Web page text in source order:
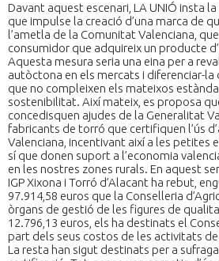
Davant aquest escenari, LA UNIÓ insta
que impulse la creació d’una marca de
l’ametla de la Comunitat Valenciana,
consumidor que adquireix un producte
Aquesta mesura seria una eina per a
autòctona en els mercats i diferenciar-
que no compleixen els mateixos
sostenibilitat. Així mateix, es proposa
concedisquen ajudes de la Generalitat
fabricants de torró que certifiquen l’ús
Valenciana, incentivant així a les petites
sí que donen suport a l’economia
en les nostres zones rurals. En aquest
IGP Xixona i Torró d’Alacant ha rebut,
97.914,58 euros que la Conselleria
òrgans de gestió de les figures de
12.796,13 euros, els ha destinats el
part dels seus costos de les activitats
La resta han sigut destinats per a